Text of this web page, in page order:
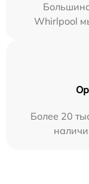
Whirlpool
Более 20